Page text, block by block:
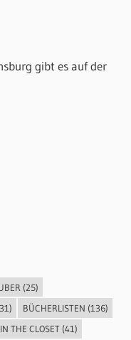
gibt es auf der
(25)
BÜCHERLISTEN (136)
THE CLOSET(41)